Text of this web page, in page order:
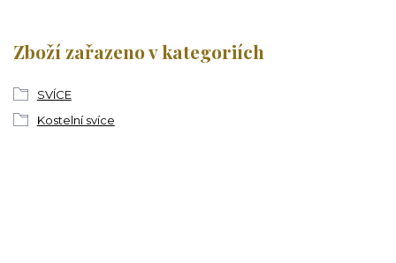
Zboží zařazeno v kategoriích
SVÍCE
Kostelní svíce